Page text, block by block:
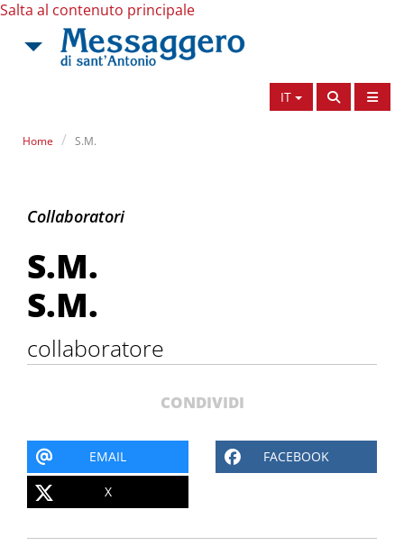
Salta al contenuto principale
IT
Home S.M.
S.M.
Collaboratori
S.M.
S.M.
collaboratore
CONDIVIDI
EMAIL FACEBOOK
X